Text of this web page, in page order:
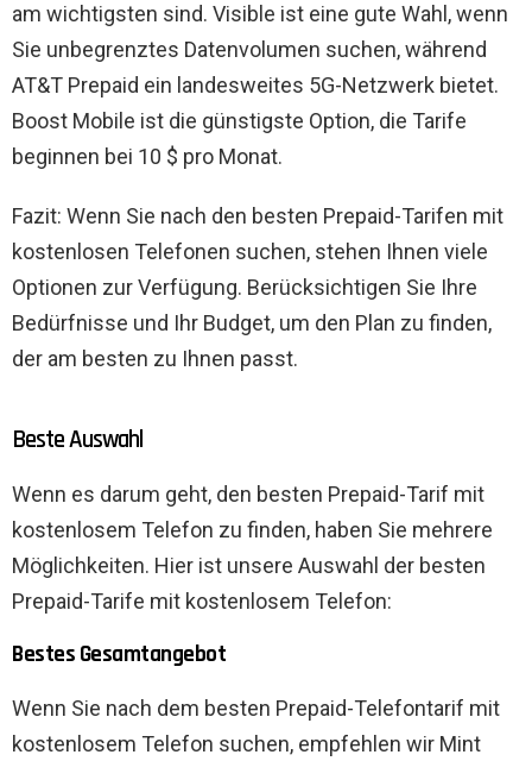
am wichtigsten sind. Visible ist eine gute Wahl, wenn
Sie unbegrenztes Datenvolumen suchen, während
AT&T Prepaid ein landesweites 5G-Netzwerk bietet.
Boost Mobile ist die günstigste Option, die Tarife
beginnen bei 10 $ pro Monat.
Fazit: Wenn Sie nach den besten Prepaid-Tarifen mit
kostenlosen Telefonen suchen, stehen Ihnen viele
Optionen zur Verfügung. Berücksichtigen Sie Ihre
Bedürfnisse und Ihr Budget, um den Plan zu finden,
der am besten zu Ihnen passt.
Beste Auswahl
Wenn es darum geht, den besten Prepaid-Tarif mit
kostenlosem Telefon zu finden, haben Sie mehrere
Möglichkeiten. Hier ist unsere Auswahl der besten
Prepaid-Tarife mit kostenlosem Telefon:
Bestes Gesamtangebot
Wenn Sie nach dem besten Prepaid-Telefontarif mit
kostenlosem Telefon suchen, empfehlen wir Mint